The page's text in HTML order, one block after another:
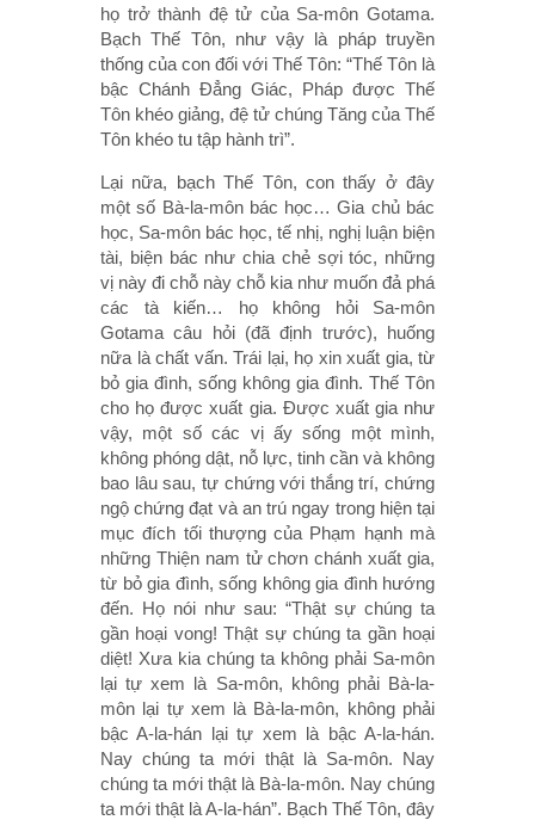
họ trở thành đệ tử của Sa-môn Gotama.
Bạch Thế Tôn, như vậy là pháp truyền
thống của con đối với Thế Tôn: “Thế Tôn là
bậc Chánh Ðẳng Giác, Pháp được Thế
Tôn khéo giảng, đệ tử chúng Tăng của Thế
Tôn khéo tu tập hành trì”.
Lại nữa, bạch Thế Tôn, con thấy ở đây
một số Bà-la-môn bác học… Gia chủ bác
học, Sa-môn bác học, tế nhị, nghị luận biện
tài, biện bác như chia chẻ sợi tóc, những
vị này đi chỗ này chỗ kia như muốn đả phá
các tà kiến… họ không hỏi Sa-môn
Gotama câu hỏi (đã định trước), huống
nữa là chất vấn. Trái lại, họ xin xuất gia, từ
bỏ gia đình, sống không gia đình. Thế Tôn
cho họ được xuất gia. Ðược xuất gia như
vậy, một số các vị ấy sống một mình,
không phóng dật, nỗ lực, tinh cần và không
bao lâu sau, tự chứng với thắng trí, chứng
ngộ chứng đạt và an trú ngay trong hiện tại
mục đích tối thượng của Phạm hạnh mà
những Thiện nam tử chơn chánh xuất gia,
từ bỏ gia đình, sống không gia đình hướng
đến. Họ nói như sau: “Thật sự chúng ta
gần hoại vong! Thật sự chúng ta gần hoại
diệt! Xưa kia chúng ta không phải Sa-môn
lại tự xem là Sa-môn, không phải Bà-la-
môn lại tự xem là Bà-la-môn, không phải
bậc A-la-hán lại tự xem là bậc A-la-hán.
Nay chúng ta mới thật là Sa-môn. Nay
chúng ta mới thật là Bà-la-môn. Nay chúng
ta mới thật là A-la-hán”. Bạch Thế Tôn, đây